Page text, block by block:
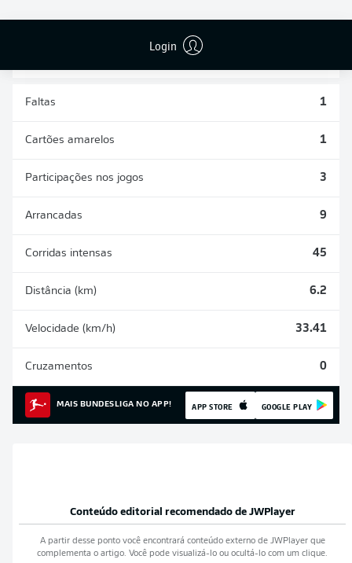
Login
Faltas 1
Cartões amarelos 1
Participações nos jogos 3
Arrancadas 9
Corridas intensas 45
Distância (km) 6.2
Velocidade (km/h) 33.41
Cruzamentos 0
MAIS BUNDESLIGA NO APP! APP STORE GOOGLE PLAY
Conteúdo editorial recomendado de JWPlayer
A partir desse ponto você encontrará conteúdo externo de JWPlayerque
complementa o artigo. Você pode visualizá-lo ou ocultá-lo com um clique.